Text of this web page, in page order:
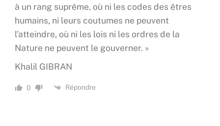
à un rang suprême, où ni les codes des êtres
humains, ni leurs coutumes ne peuvent
l’atteindre, où ni les lois ni les ordres de la
Nature ne peuvent le gouverner. »
Khalil GIBRAN
0 Répondre